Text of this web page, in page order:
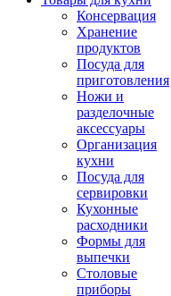
Консервация
Хранение
продуктов
Посуда для
приготовления
Ножи и
разделочные
аксессуары
Организация
кухни
Посуда для
сервировки
Кухонные
расходники
Формы для
выпечки
Столовые
приборы